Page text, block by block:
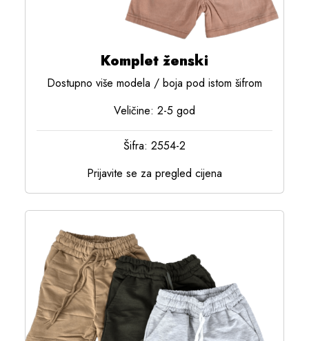
Komplet ženski
Dostupno više modela / boja pod istom šifrom
Veličine: 2-5 god
Šifra: 2554-2
Prijavite se za pregled cijena